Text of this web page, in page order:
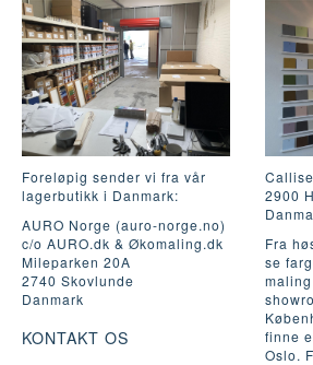
Foreløpig sender vi fra vår
lagerbutikk i Danmark:
AURO Norge (auro-norge.no)
c/o AURO.dk & Økomaling.dk
Mileparken 20A
2740 Skovlunde
Danmark
KONTAKT OS
2900
Fra
se
finne
Oslo.